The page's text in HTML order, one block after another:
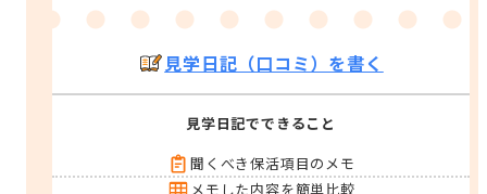
見学日記（口コミ）を書く
見学日記でできること
聞くべき保活項目のメモ
メモした内容を簡単比較